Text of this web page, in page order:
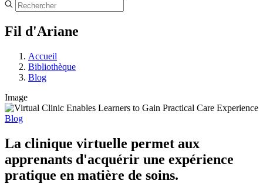
Fil d'Ariane
Accueil
Bibliothèque
Blog
Image
Blog
La clinique virtuelle permet aux
apprenants d'acquérir une expérience
pratique en matière de soins.